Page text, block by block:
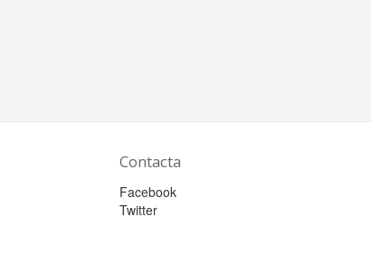
Contacta
Facebook
Twitter